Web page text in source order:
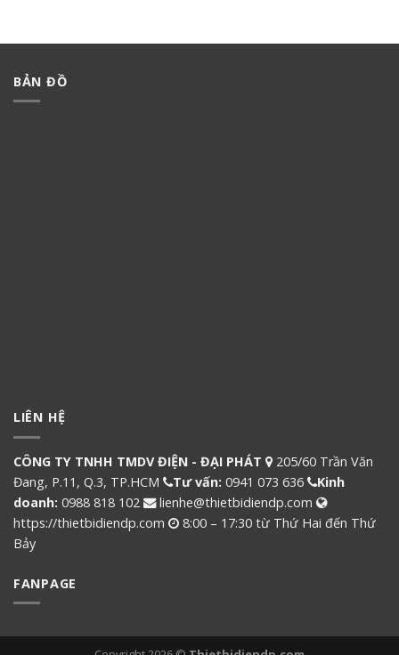
BẢN ĐỒ
LIÊN HỆ
CÔNG TY TNHH TMDV ĐIỆN - ĐẠI PHÁT
205/60 Trần Văn
Đang, P.11, Q.3, TP.HCM
Tư vấn: 0941 073 636
Kinh
doanh: 0988 818 102
lienhe@thietbidiendp.com
https://thietbidiendp.com
8:00 – 17:30 từ Thứ Hai đến Thứ
Bảy
FANPAGE